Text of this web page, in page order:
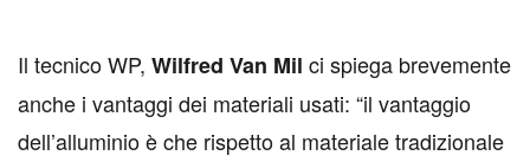
Il tecnico WP, Wilfred Van Mil ci spiega brevemente
anche i vantaggi dei materiali usati: “il vantaggio
dell’alluminio è che rispetto al materiale tradizionale